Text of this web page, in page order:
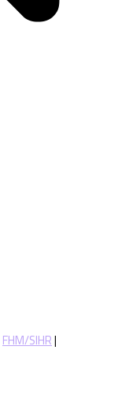
FHM/SIHR|